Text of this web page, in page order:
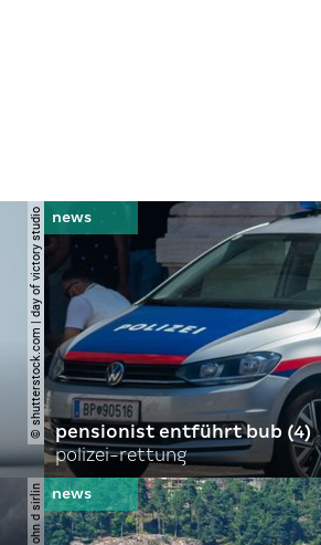
© shutterstock.com | day of victory studio pensionist entführt bub (4)
polizei-rettung